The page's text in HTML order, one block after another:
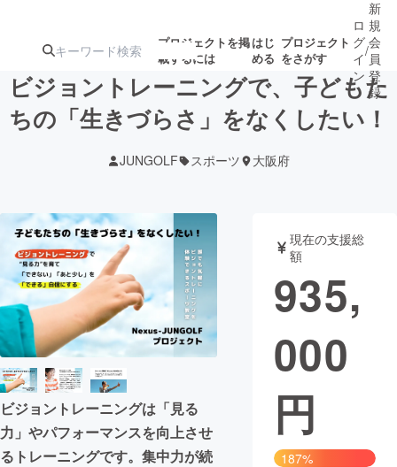
プロジェクトを掲
載するには
はじ
める
プロジェクト
をさがす
ジェクト
募集終了が近いプ
ロジェクト
アート・写真 音楽
テクノロジー・ガジェット ゲーム・サ
映像・映画
ビジネス・起業
まちづくり・地域活性化
ロ
グ
イ
ン
/
新
規
会
員
登
録
ビジョントレーニングで、子どもた
ちの「生きづらさ」をなくしたい！
JUNGOLF スポーツ 大阪府
ビジョントレーニングは「見る
力」やパフォーマンスを向上させ
るトレーニングです。集中力が続
現在の支援総
額
935,
000
円
187%